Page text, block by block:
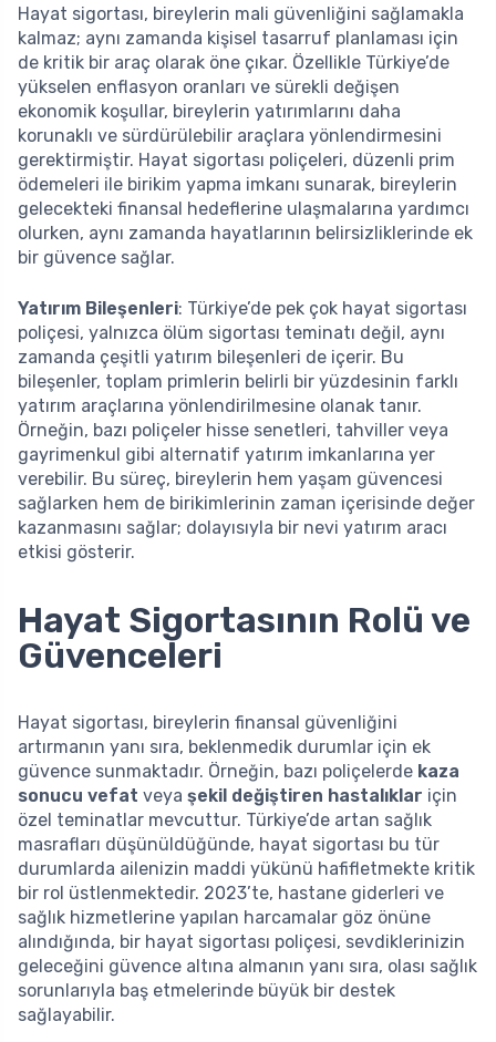
Hayat sigortası, bireylerin mali güvenliğini sağlamakla
kalmaz; aynı zamanda kişisel tasarruf planlaması için
de kritik bir araç olarak öne çıkar. Özellikle Türkiye’de
yükselen enflasyon oranları ve sürekli değişen
ekonomik koşullar, bireylerin yatırımlarını daha
korunaklı ve sürdürülebilir araçlara yönlendirmesini
gerektirmiştir. Hayat sigortası poliçeleri, düzenli prim
ödemeleri ile birikim yapma imkanı sunarak, bireylerin
gelecekteki finansal hedeflerine ulaşmalarına yardımcı
olurken, aynı zamanda hayatlarının belirsizliklerinde ek
bir güvence sağlar.
Yatırım Bileşenleri: Türkiye’de pek çok hayat sigortası
poliçesi, yalnızca ölüm sigortası teminatı değil, aynı
zamanda çeşitli yatırım bileşenleri de içerir. Bu
bileşenler, toplam primlerin belirli bir yüzdesinin farklı
yatırım araçlarına yönlendirilmesine olanak tanır.
Örneğin, bazı poliçeler hisse senetleri, tahviller veya
gayrimenkul gibi alternatif yatırım imkanlarına yer
verebilir. Bu süreç, bireylerin hem yaşam güvencesi
sağlarken hem de birikimlerinin zaman içerisinde değer
kazanmasını sağlar; dolayısıyla bir nevi yatırım aracı
etkisi gösterir.
Hayat Sigortasının Rolü ve
Güvenceleri
Hayat sigortası, bireylerin finansal güvenliğini
artırmanın yanı sıra, beklenmedik durumlar için ek
güvence sunmaktadır. Örneğin, bazı poliçelerde kaza
sonucu vefat veya şekil değiştiren hastalıklar için
özel teminatlar mevcuttur. Türkiye’de artan sağlık
masrafları düşünüldüğünde, hayat sigortası bu tür
durumlarda ailenizin maddi yükünü hafifletmekte kritik
bir rol üstlenmektedir. 2023’te, hastane giderleri ve
sağlık hizmetlerine yapılan harcamalar göz önüne
alındığında, bir hayat sigortası poliçesi, sevdiklerinizin
geleceğini güvence altına almanın yanı sıra, olası sağlık
sorunlarıyla baş etmelerinde büyük bir destek
sağlayabilir.